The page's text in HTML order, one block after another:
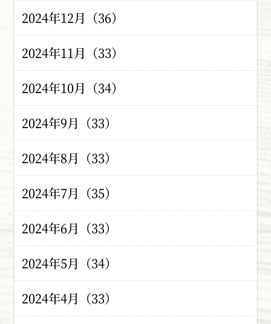
2024年12月（36）
2024年11月（33）
2024年10月（34）
2024年9月（33）
2024年8月（33）
2024年7月（35）
2024年6月（33）
2024年5月（34）
2024年4月（33）